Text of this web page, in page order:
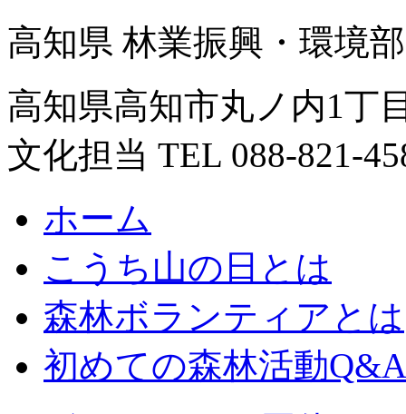
高知県 林業振興・環境
高知県高知市丸ノ内1丁
文化担当 TEL 088-821-
ホーム
こうち山の日とは
森林ボランティアとは
初めての森林活動Q&A